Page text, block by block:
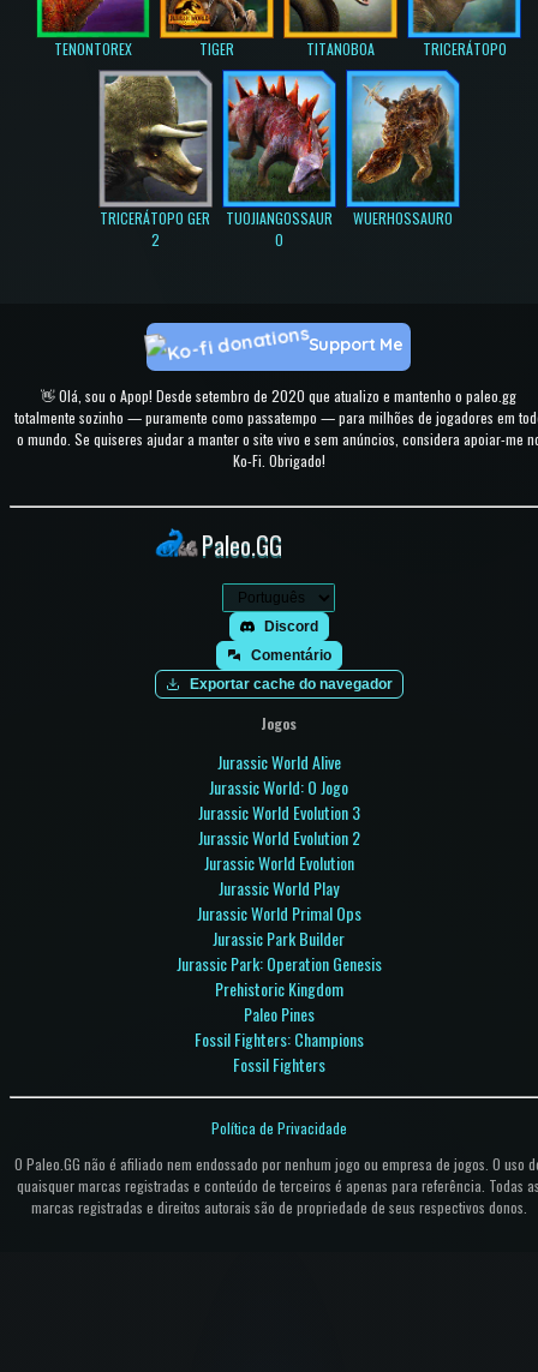
TENONTOREX TIGER TITANOBOA TRICERÁTOPO
TRICERÁTOPO GER
2
TUOJIANGOSSAUR
O
WUERHOSSAURO
👋 Olá, sou o Apop! Desde setembro de 2020 que atualizo e mantenho o paleo.gg
totalmente sozinho — puramente como passatempo — para milhões de jogadores em
o mundo. Se quiseres ajudar a manter o site vivo e sem anúncios, considera apoiar-me
Ko-Fi. Obrigado!
Support Me
Paleo.GG
Discord
Comentário
Exportar cache do navegador
Jogos
Jurassic World Alive
Jurassic World: O Jogo
Jurassic World Evolution 3
Jurassic World Evolution 2
Jurassic World Evolution
Jurassic World Play
Jurassic World Primal Ops
Jurassic Park Builder
Jurassic Park: Operation Genesis
Prehistoric Kingdom
Paleo Pines
Fossil Fighters: Champions
Fossil Fighters
O Paleo.GG não é afiliado nem endossado por nenhum jogo ou empresa de jogos. O uso
quaisquer marcas registradas e conteúdo de terceiros é apenas para referência. Todas
marcas registradas e direitos autorais são de propriedade de seus respectivos donos.
Política de Privacidade